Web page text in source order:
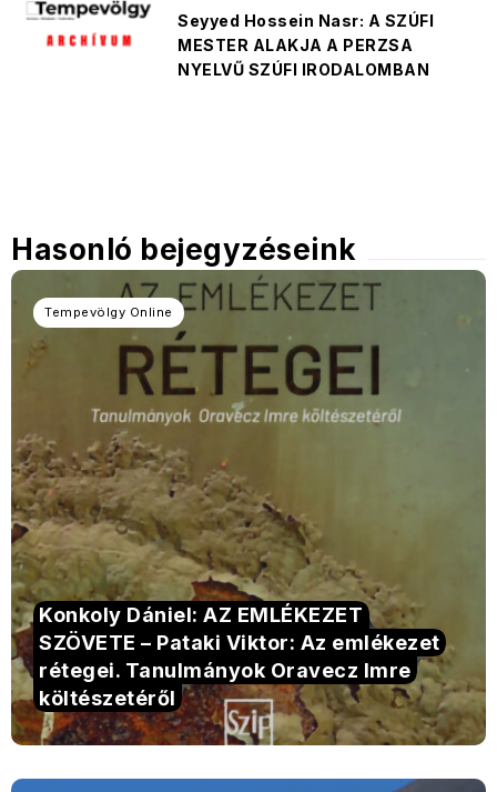
Seyyed Hossein Nasr: A SZÚFI
MESTER ALAKJA A PERZSA
NYELVŰ SZÚFI IRODALOMBAN
Hasonló bejegyzéseink
Tempevölgy Online
Konkoly Dániel: AZ EMLÉKEZET
SZÖVETE – Pataki Viktor: Az emlékezet
rétegei. Tanulmányok Oravecz Imre
költészetéről